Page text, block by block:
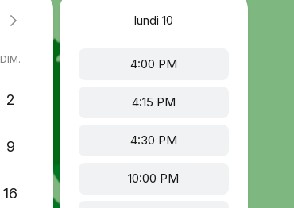
DIM.
2
9
16
lundi 10
4:00 PM
4:15 PM
4:30 PM
10:00 PM